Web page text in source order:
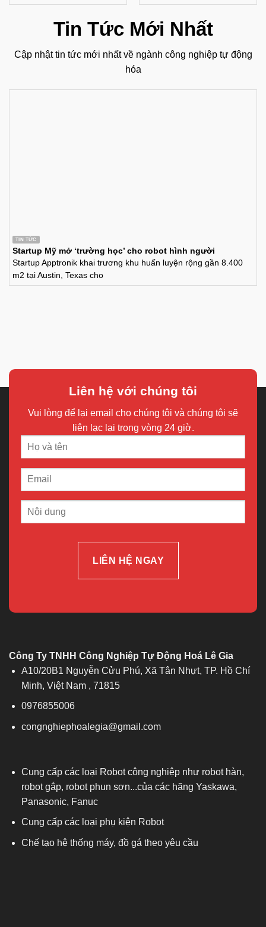
Tin Tức Mới Nhất
Cập nhật tin tức mới nhất về ngành công nghiệp tự động
hóa
TIN TỨC
Startup Mỹ mở ‘trường học’ cho robot hình người
Startup Apptronik khai trương khu huấn luyện rộng gần 8.400
m2 tại Austin, Texas cho
Liên hệ với chúng tôi
Vui lòng để lại email cho chúng tôi và chúng tôi sẽ
liên lạc lại trong vòng 24 giờ.
Công Ty TNHH Công Nghiệp Tự Động Hoá Lê Gia
A10/20B1 Nguyễn Cửu Phú, Xã Tân Nhựt, TP. Hồ Chí
Minh, Việt Nam , 71815
0976855006
congnghiephoalegia@gmail.com
Cung cấp các loại Robot công nghiệp như robot hàn,
robot gắp, robot phun sơn...của các hãng Yaskawa,
Panasonic, Fanuc
Cung cấp các loại phụ kiện Robot
Chế tạo hệ thống máy, đồ gá theo yêu cầu